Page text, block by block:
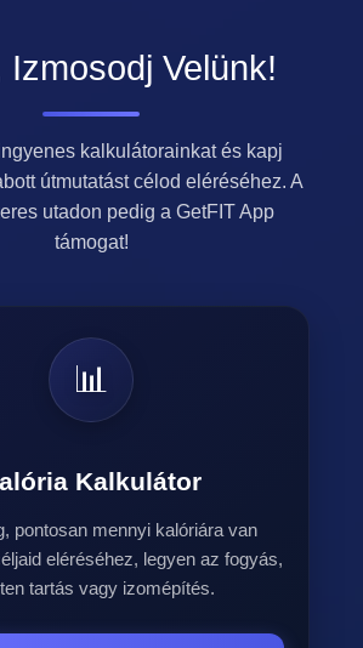
Izmosodj Velünk!
kalkulátorainkat és kapj
útmutatást célod eléréséhez. A
utadon pedig a GetFIT App
támogat!
📊
Kalkulátor
pontosan mennyi kalóriára van
eléréséhez, legyen az fogyás,
tartás vagy izomépítés.